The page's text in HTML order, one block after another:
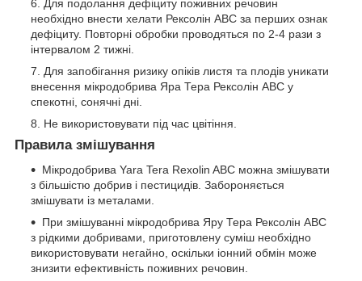
Для подолання дефіциту поживних речовин
необхідно внести хелати Рексолін АВС за перших ознак
дефіциту. Повторні обробки проводяться по 2-4 рази з
інтервалом 2 тижні.
Для запобігання ризику опіків листя та плодів уникати
внесення мікродобрива Яра Тера Рексолін АВС у
спекотні, сонячні дні.
Не використовувати під час цвітіння.
Правила змішування
Мікродобрива Yara Tera Rexolin ABC можна змішувати
з більшістю добрив і пестицидів. Забороняється
змішувати із металами.
При змішуванні мікродобрива Яру Тера Рексолін АВС
з рідкими добривами, приготовлену суміш необхідно
використовувати негайно, оскільки іонний обмін може
знизити ефективність поживних речовин.